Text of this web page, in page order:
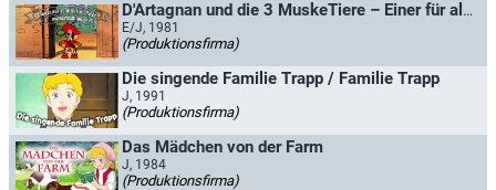
D'Artagnan und die 3 MuskeTiere – Einer für alle und alle für einen / Dogtanian und die drei Musketiere
E/J, 1981
(Produktionsfirma)
Die singende Familie Trapp / Familie Trapp
J, 1991
(Produktionsfirma)
Das Mädchen von der Farm
J, 1984
(Produktionsfirma)